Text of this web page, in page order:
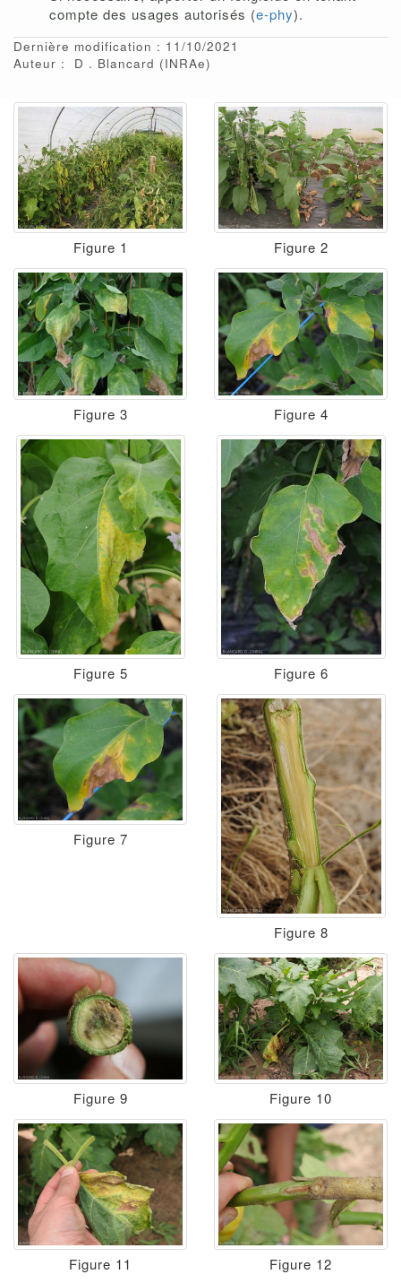
compte des usages autorisés (e-phy).
Dernière modification : 11/10/2021
Auteur :
D Blancard (INRAe)
Figure 1 Figure 2
Figure 3 Figure 4
Figure 5 Figure 6
Figure 7
Figure 8
Figure 9 Figure 10
Figure 11 Figure 12